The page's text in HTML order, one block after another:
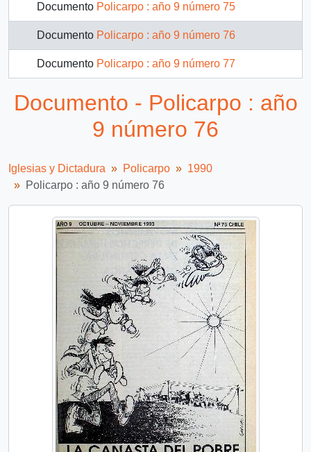
Documento Policarpo : año 9 número 75
Documento Policarpo : año 9 número 76
Documento Policarpo : año 9 número 77
Documento - Policarpo : año
9 número 76
Iglesias y Dictadura Policarpo
1990
Policarpo : año 9 número 76